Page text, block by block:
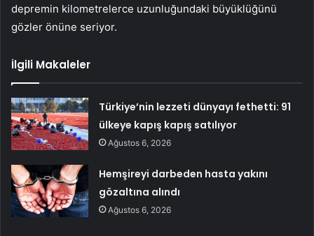
depremin kilometrelerce uzunluğundaki büyüklüğünü
gözler önüne seriyor.
İlgili Makaleler
Türkiye’nin lezzeti dünyayı fethetti: 91
ülkeye kapış kapış satılıyor
Ağustos 6, 2026
Hemşireyi darbeden hasta yakını
gözaltına alındı
Ağustos 6, 2026